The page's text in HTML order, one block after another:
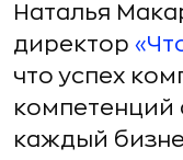
Наталья
директор
что успех
компетенций
каждый